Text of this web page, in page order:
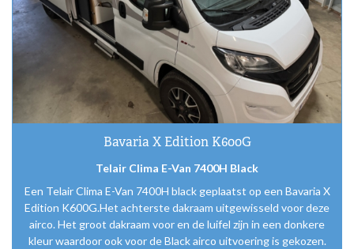
Bavaria X Edition K600G
Telair Clima E-Van 7400H Black
Een Telair Clima E-Van 7400H black geplaatst op een Bavaria X
Edition K600G.Het achterste dakraam uitgewisseld voor deze
airco. Het groot dakraam voor en de luifel zijn in een donkere
kleur waardoor ook voor de Black airco uitvoering is gekozen.